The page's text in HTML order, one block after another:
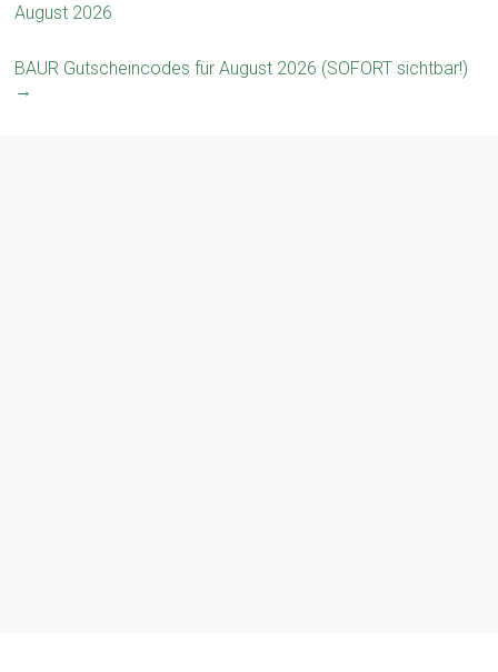
August 2026
BAUR Gutscheincodes für August 2026 (SOFORT sichtbar!)
→